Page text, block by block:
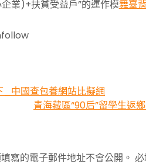
業)+扶貧受益戶”的運作模舞臺
_中國查包養網站比擬網
青海藏區“90后”留學生返
寫的電子郵件地址不會公開。